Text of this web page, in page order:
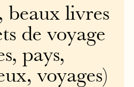
beaux livres
de voyage
pays,
voyages)